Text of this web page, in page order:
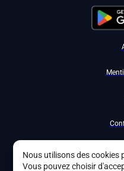
Nous utilisons des cookies
Vous pouvez choisir